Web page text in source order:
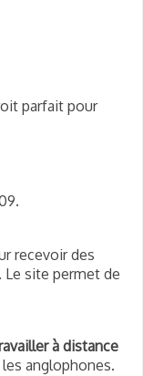
parfait pour
recevoir des
site permet de
à distance
anglophones.